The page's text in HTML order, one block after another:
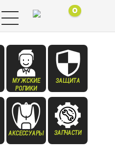
0
МУЖСКИЕ
РОЛИКИ
ЗАЩИТА
АКСЕССУАРЫ ЗАПЧАСТИ